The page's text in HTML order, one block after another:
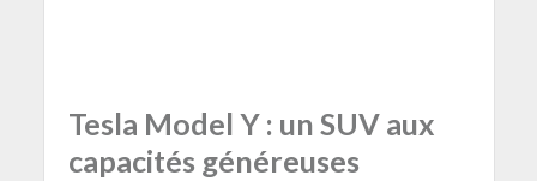
Tesla Model Y : un SUV aux
capacités généreuses